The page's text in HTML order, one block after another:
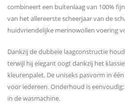
combineert een buitenlaag van 100%
van het allereerste scheerjaar van de
huidvriendelijke merinowollen voering
Dankzij de dubbele laagconstructie
terwijl hij elegant oogt dankzij het
kleurenpalet. De uniseks pasvorm in
voor iedereen. Onderhoud is
in de wasmachine.